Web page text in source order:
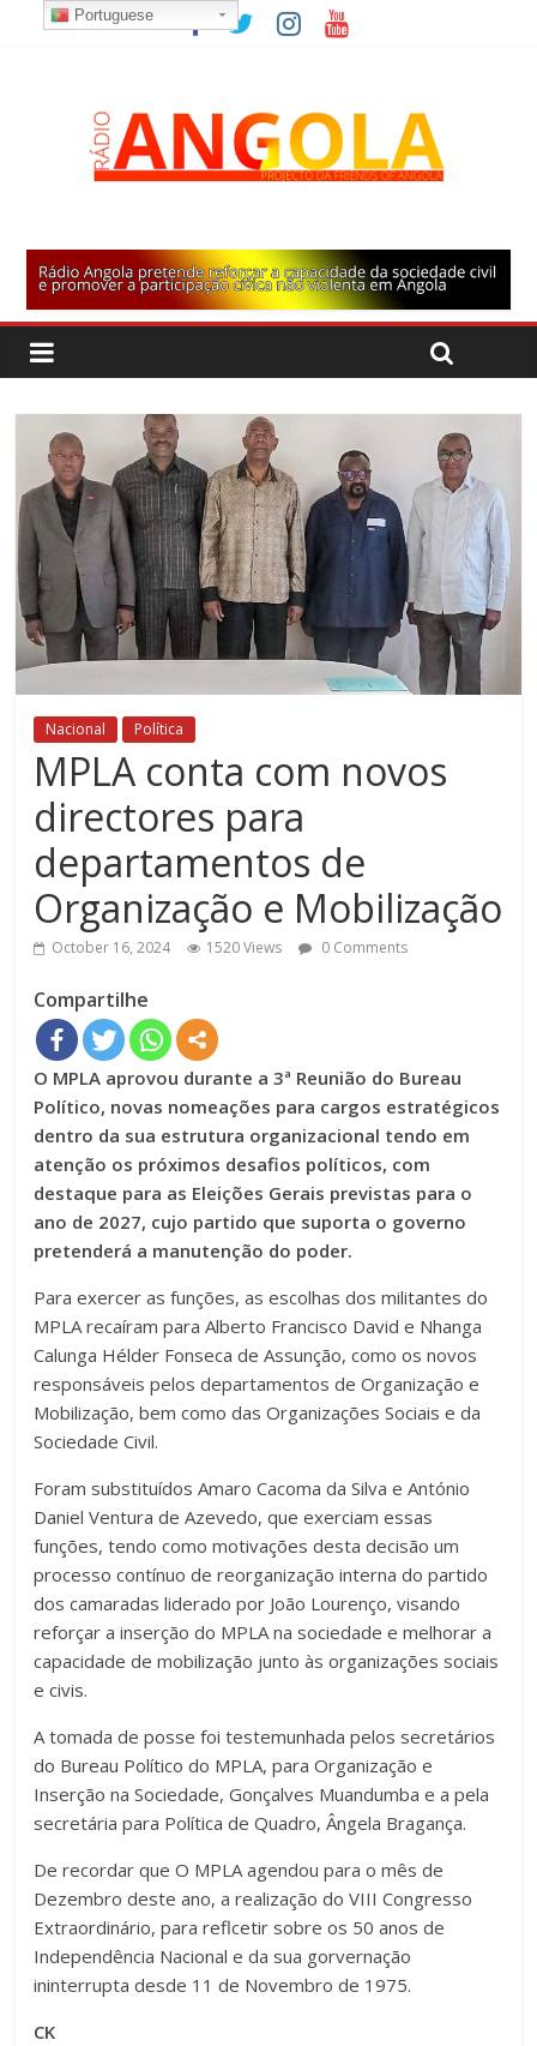
Nacional Política
MPLA conta com novos
directores para
departamentos de
Organização e Mobilização
October 16, 2024 1520 Views 0 Comments
Compartilhe
O MPLA aprovou durante a 3ª Reunião do Bureau
Político, novas nomeações para cargos estratégicos
dentro da sua estrutura organizacional tendo em
atenção os próximos desafios políticos, com
destaque para as Eleições Gerais previstas para o
ano de 2027, cujo partido que suporta o governo
pretenderá a manutenção do poder.
Para exercer as funções, as escolhas dos militantes do
MPLA recaíram para Alberto Francisco David e Nhanga
Calunga Hélder Fonseca de Assunção, como os novos
responsáveis pelos departamentos de Organização e
Mobilização, bem como das Organizações Sociais e da
Sociedade Civil.
Foram substituídos Amaro Cacoma da Silva e António
Daniel Ventura de Azevedo, que exerciam essas
funções, tendo como motivações desta decisão um
processo contínuo de reorganização interna do partido
dos camaradas liderado por João Lourenço, visando
reforçar a inserção do MPLA na sociedade e melhorar a
capacidade de mobilização junto às organizações sociais
e civis.
A tomada de posse foi testemunhada pelos secretários
do Bureau Político do MPLA, para Organização e
Inserção na Sociedade, Gonçalves Muandumba e a pela
secretária para Política de Quadro, Ângela Bragança.
De recordar que O MPLA agendou para o mês de
Dezembro deste ano, a realização do VIII Congresso
Extraordinário, para reflcetir sobre os 50 anos de
Independência Nacional e da sua gorvernação
ininterrupta desde 11 de Novembro de 1975.
CK
Portuguese